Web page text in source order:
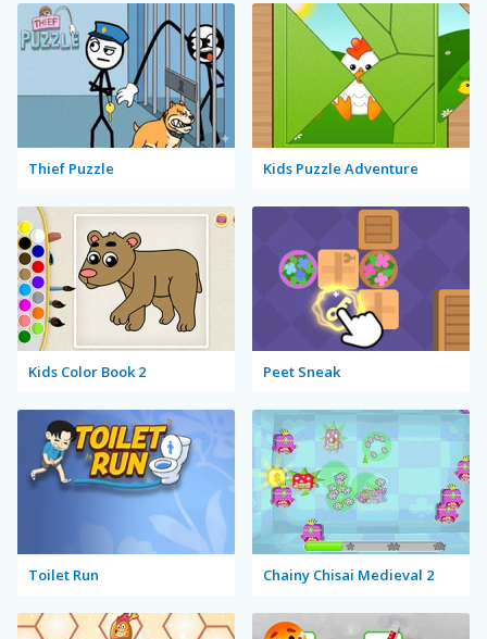
Thief Puzzle Kids Puzzle Adventure
Kids Color Book 2 Peet Sneak
Toilet Run Chainy Chisai Medieval 2